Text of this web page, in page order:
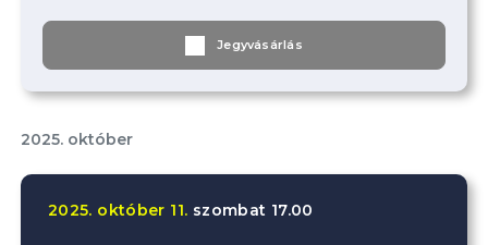
Jegyvásárlás
2025. október
2025. október 11. szombat 17.00